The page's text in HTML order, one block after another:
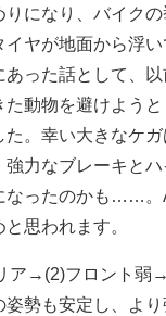
になり、バイク
ヤが地面から浮
った話として、
動物を避けよう
。幸い大きなケ
力なブレーキと
なったのかも……
思われます。
ア→(2)フロント弱
勢も安定し、より